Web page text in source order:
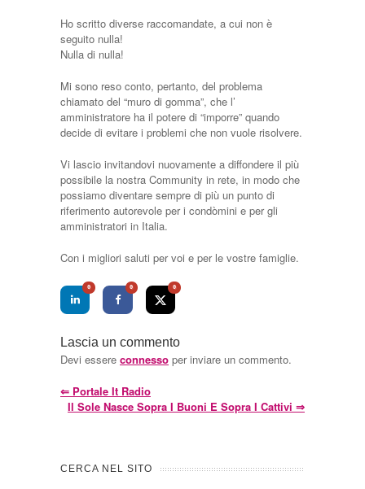
Ho scritto diverse raccomandate, a cui non è
seguito nulla!
Nulla di nulla!
Mi sono reso conto, pertanto, del problema
chiamato del “muro di gomma”, che l’
amministratore ha il potere di “imporre” quando
decide di evitare i problemi che non vuole risolvere.
Vi lascio invitandovi nuovamente a diffondere il più
possibile la nostra Community in rete, in modo che
possiamo diventare sempre di più un punto di
riferimento autorevole per i condòmini e per gli
amministratori in Italia.
Con i migliori saluti per voi e per le vostre famiglie.
0 0 0
Lascia un commento
Devi essere connesso per inviare un commento.
⇐ Portale It Radio
Il Sole Nasce Sopra I Buoni E Sopra I Cattivi ⇒
CERCA NEL SITO